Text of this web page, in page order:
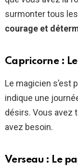
surmonter tous
courage et
Capricorne :
Le magicien s’est
indique une
désirs. Vous avez
avez besoin.
Verseau : Le